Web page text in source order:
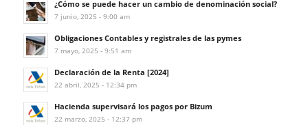
¿Cómo se puede hacer un cambio de denominación social?
7 junio, 2025 - 9:00 am
Obligaciones Contables y registrales de las pymes
7 mayo, 2025 - 9:51 am
Declaración de la Renta [2024]
22 abril, 2025 - 12:34 pm
Hacienda supervisará los pagos por Bizum
22 marzo, 2025 - 12:37 pm